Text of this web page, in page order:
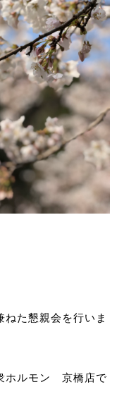
た懇親会を行いま
ホルモン 京橋店で